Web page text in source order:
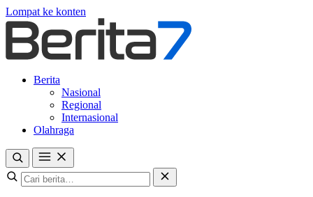
Lompat ke konten
Berita
Nasional
Regional
Internasional
Olahraga